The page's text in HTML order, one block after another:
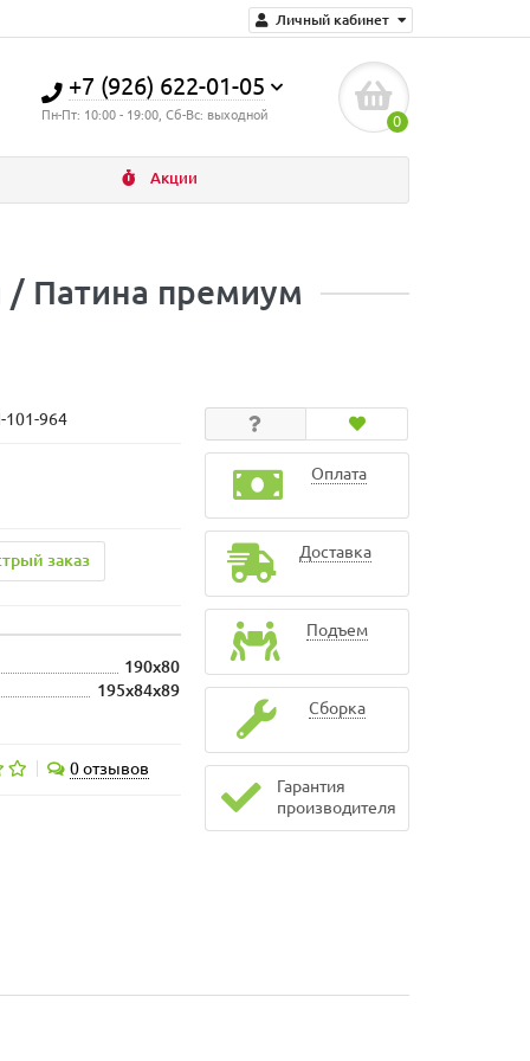
Личный кабинет
+7 (926) 622-01-05
Пн-Пт: 10:00 - 19:00, Сб-Вс: выходной 0
Акции
/ Патина премиум
101-964
заказ
190x80
195x84x89
0 отзывов
Оплата
Доставка
Подъем
Сборка
Гарантия
производителя